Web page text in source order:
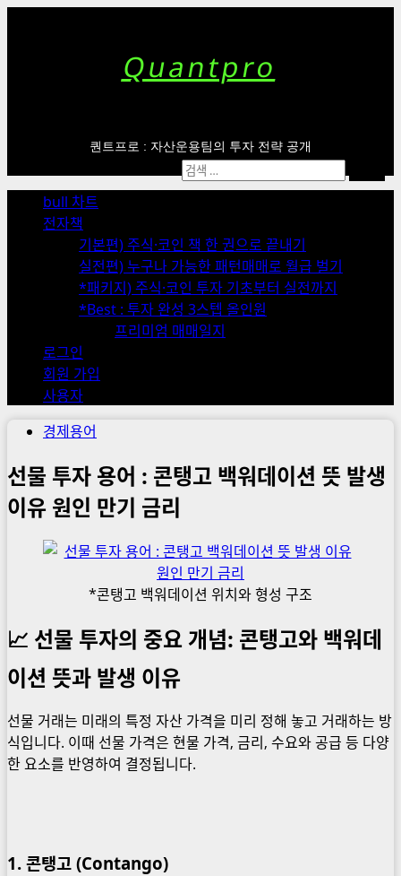
Quantpro
퀀트프로 : 자산운용팀의 투자 전략 공개
Menu
bull 차트
전자책
기본편) 주식·코인 책 한 권으로 끝내기
실전편) 누구나 가능한 패턴매매로 월급 벌기
*패키지) 주식·코인 투자 기초부터 실전까지
*Best : 투자 완성 3스텝 올인원
프리미엄 매매일지
로그인
회원 가입
사용자
검
색:
경제용어
선물 투자 용어 : 콘탱고 백워데이션 뜻 발생
이유 원인 만기 금리
*콘탱고 백워데이션 위치와 형성 구조
📈 선물 투자의 중요 개념: 콘탱고와 백워데
이션 뜻과 발생 이유
선물 거래는 미래의 특정 자산 가격을 미리 정해 놓고 거래하는 방
식입니다. 이때 선물 가격은 현물 가격, 금리, 수요와 공급 등 다양
한 요소를 반영하여 결정됩니다.
1. 콘탱고 (Contango)